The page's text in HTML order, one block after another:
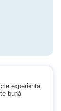
experiența
bună